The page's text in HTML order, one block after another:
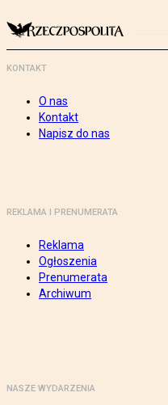
KONTAKT
O nas
Kontakt
Napisz do nas
REKLAMA I PRENUMERATA
Reklama
Ogłoszenia
Prenumerata
Archiwum
NASZE WYDARZENIA